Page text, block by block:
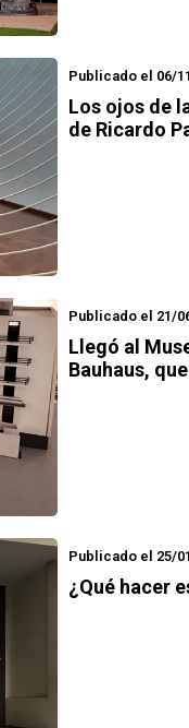
Publicado el 06/
Los ojos de
de Ricardo
Publicado el 21/
Llegó al
Bauhaus,
Publicado el 25/
¿Qué hacer